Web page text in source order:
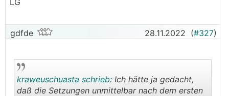
gdfde 28.11.2022 (#327)
kraweuschuasta schrieb: Ich hätte ja gedacht,
daß die Setzungen unmittelbar nach dem ersten